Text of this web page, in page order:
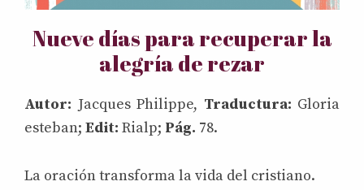
Nueve días para recuperar la
alegría de rezar
Autor: Jacques Philippe, Traductura: Gloria
esteban; Edit: Rialp; Pág. 78.
La oración transforma la vida del cristiano.